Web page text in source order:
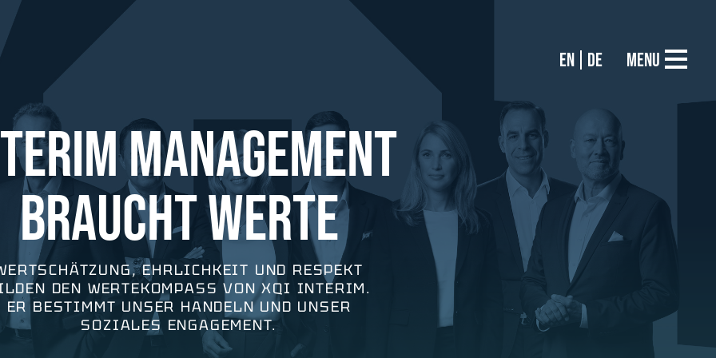
EN DE Menu
MANAGEMENT
BRAUCHT WERTE
EHRLICHKEIT UND RESPEKT
DEN WERTEKOMPASS VON XQI INTERIM.
ER BESTIMMT UNSER HANDELN UND UNSER
SOZIALES ENGAGEMENT.